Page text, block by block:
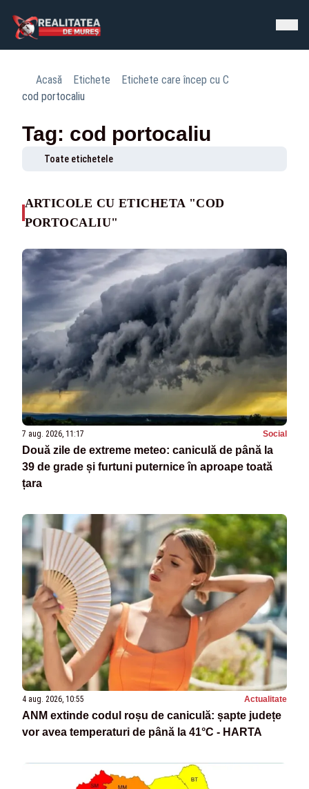
Acasă Etichete
Etichete care încep cu C
cod portocaliu
Tag: cod portocaliu
Toate etichetele
ARTICOLE CU ETICHETA "COD
PORTOCALIU"
7 aug. 2026, 11:17 Social
Două zile de extreme meteo: caniculă de până la
39 de grade și furtuni puternice în aproape toată
țara
4 aug. 2026, 10:55 Actualitate
ANM extinde codul roșu de caniculă: șapte județe
vor avea temperaturi de până la 41°C - HARTA